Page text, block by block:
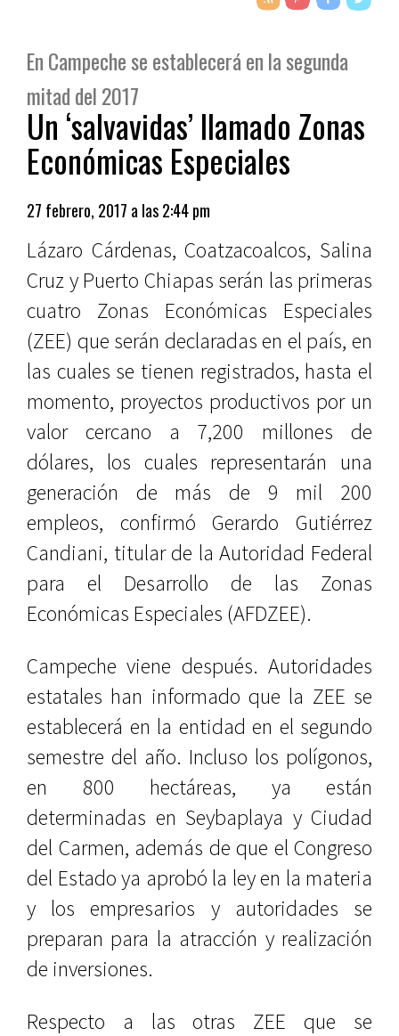
En Campeche se establecerá en la segunda
mitad del 2017
Un ‘salvavidas’ llamado Zonas
Económicas Especiales
27 febrero, 2017 a las 2:44 pm
Lázaro Cárdenas, Coatzacoalcos, Salina
Cruz y Puerto Chiapas serán las primeras
cuatro Zonas Económicas Especiales
(ZEE) que serán declaradas en el país, en
las cuales se tienen registrados, hasta el
momento, proyectos productivos por un
valor cercano a 7,200 millones de
dólares, los cuales representarán una
generación de más de 9 mil 200
empleos, confirmó Gerardo Gutiérrez
Candiani, titular de la Autoridad Federal
para el Desarrollo de las Zonas
Económicas Especiales (AFDZEE).
Campeche viene después. Autoridades
estatales han informado que la ZEE se
establecerá en la entidad en el segundo
semestre del año. Incluso los polígonos,
en 800 hectáreas, ya están
determinadas en Seybaplaya y Ciudad
del Carmen, además de que el Congreso
del Estado ya aprobó la ley en la materia
y los empresarios y autoridades se
preparan para la atracción y realización
de inversiones.
Respecto a las otras ZEE que se